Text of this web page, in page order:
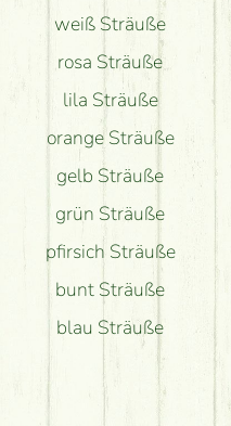
weiß Sträuße
rosa Sträuße
lila Sträuße
orange Sträuße
gelb Sträuße
grün Sträuße
pfirsich Sträuße
bunt Sträuße
blau Sträuße